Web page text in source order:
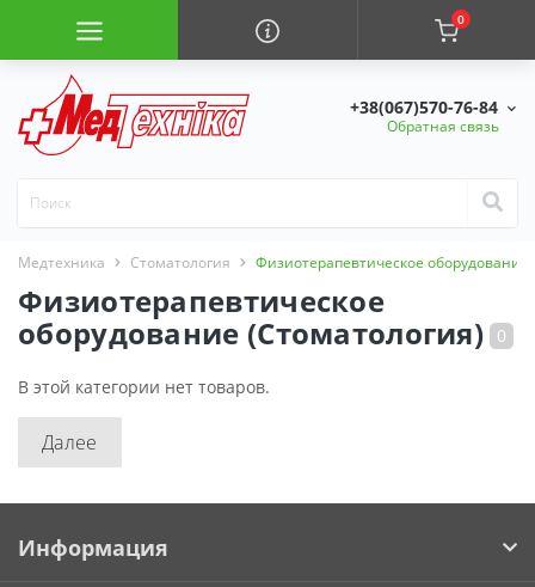
0
+38(067)570-76-84
Обратная связь
Медтехника Стоматология Физиотерапевтическое оборудование
Физиотерапевтическое
оборудование (Стоматология)
В этой категории нет товаров.
Далее
Информация